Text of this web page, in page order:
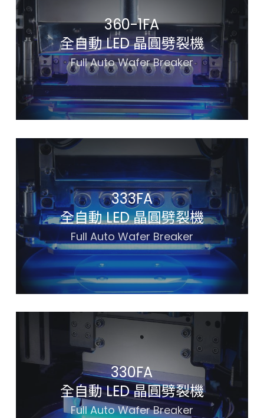
360-1FA
全自動 LED 晶圓劈裂機
Full Auto Wafer Breaker
333FA
全自動 LED 晶圓劈裂機
Full Auto Wafer Breaker
330FA
全自動 LED 晶圓劈裂機
Full Auto Wafer Breaker